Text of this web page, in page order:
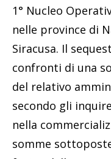
1° Nucleo
nelle province di
Siracusa. Il
confronti di una
del relativo
secondo gli
nella
somme